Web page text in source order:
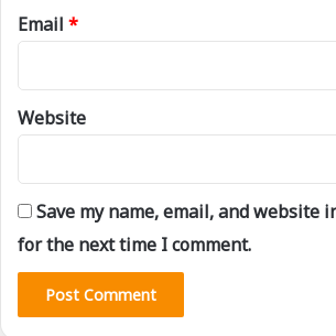
Email *
Website
Save my name, email, and website
for the next time I comment.